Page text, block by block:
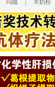
玛咖 羊奶粉